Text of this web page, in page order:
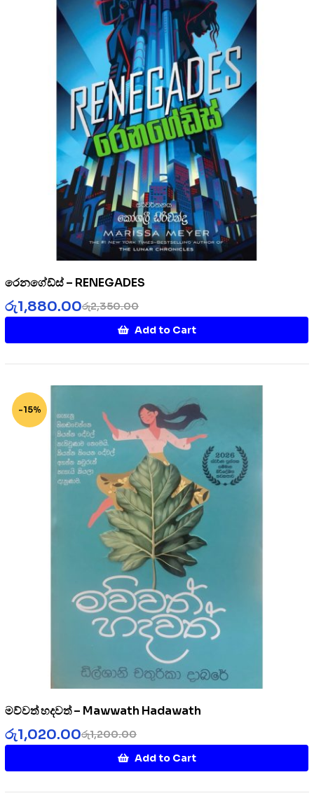
රෙනගේඩ්ස් – RENEGADES
රු2,350.00
රු1,880.00
Add to Cart
-15%
මව්වත් හදවත් – Mawwath Hadawath
රු1,200.00
රු1,020.00
Add to Cart